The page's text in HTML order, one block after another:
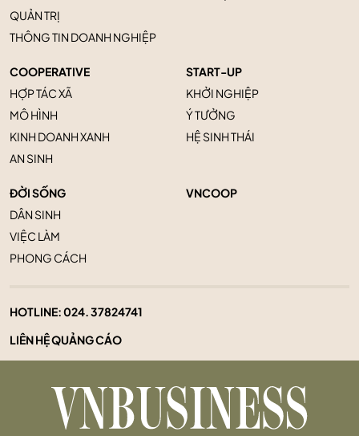
QUẢN TRỊ
THÔNG TIN DOANH NGHIỆP
COOPERATIVE
HỢP TÁC XÃ
MÔ HÌNH
KINH DOANH XANH
AN SINH
START-UP
KHỞI NGHIỆP
Ý TƯỞNG
HỆ SINH THÁI
ĐỜI SỐNG
DÂN SINH
VIỆC LÀM
PHONG CÁCH
VNCOOP
HOTLINE:024. 37824741
LIÊN HỆ QUẢNG CÁO